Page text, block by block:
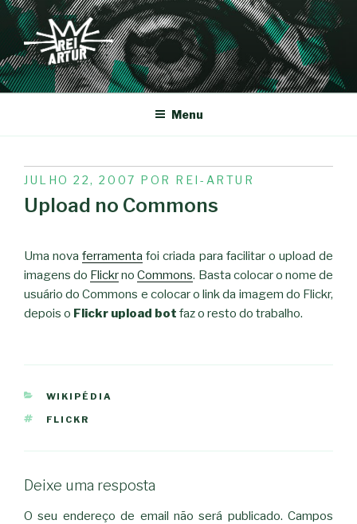
Saltar
para
conteúdo
REI-ARTUR
Menu
PUBLICADO
EM
JULHO 22, 2007 POR REI-ARTUR
Upload no Commons
Uma novaferramenta foi criada para facilitar o upload de
imagens do FlickrnoCommons. Basta colocar o nome de
usuário do Commons e colocar o link da imagem do Flickr,
depois o Flickr upload bot faz o resto do trabalho.
CATEGORIAS
WIKIPÉDIA
ETIQUETAS
FLICKR
Deixe uma resposta
O seu endereço de email não será publicado. Campos